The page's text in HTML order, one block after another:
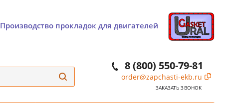
Производство прокладок для двигателей
8 (800) 550-79-81
order@zapchasti-ekb.ru
ЗАКАЗАТЬ ЗВОНОК